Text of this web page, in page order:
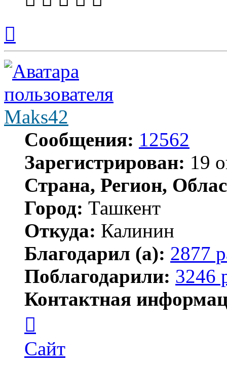
началу
Maks42
Сообщения: 12562
Зарегистрирован: 19
Страна, Регион,
Город: Ташкент
Откуда: Калинин
Благодарил (а): 2877
Поблагодарили: 3246
Контактная
пользователя
Maks42
Сайт